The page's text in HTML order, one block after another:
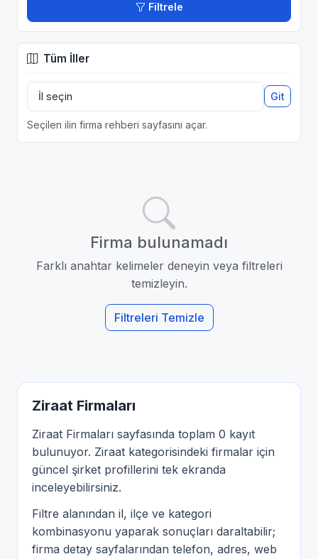
Filtrele
Tüm İller
Git
Seçilen ilin firma rehberi sayfasını açar.
Firma bulunamadı
Farklı anahtar kelimeler deneyin veya filtreleri
temizleyin.
Filtreleri Temizle
Ziraat Firmaları
Ziraat Firmaları sayfasında toplam 0 kayıt
bulunuyor. Ziraat kategorisindeki firmalar için
güncel şirket profillerini tek ekranda
inceleyebilirsiniz.
Filtre alanından il, ilçe ve kategori
kombinasyonu yaparak sonuçları daraltabilir;
firma detay sayfalarından telefon, adres, web